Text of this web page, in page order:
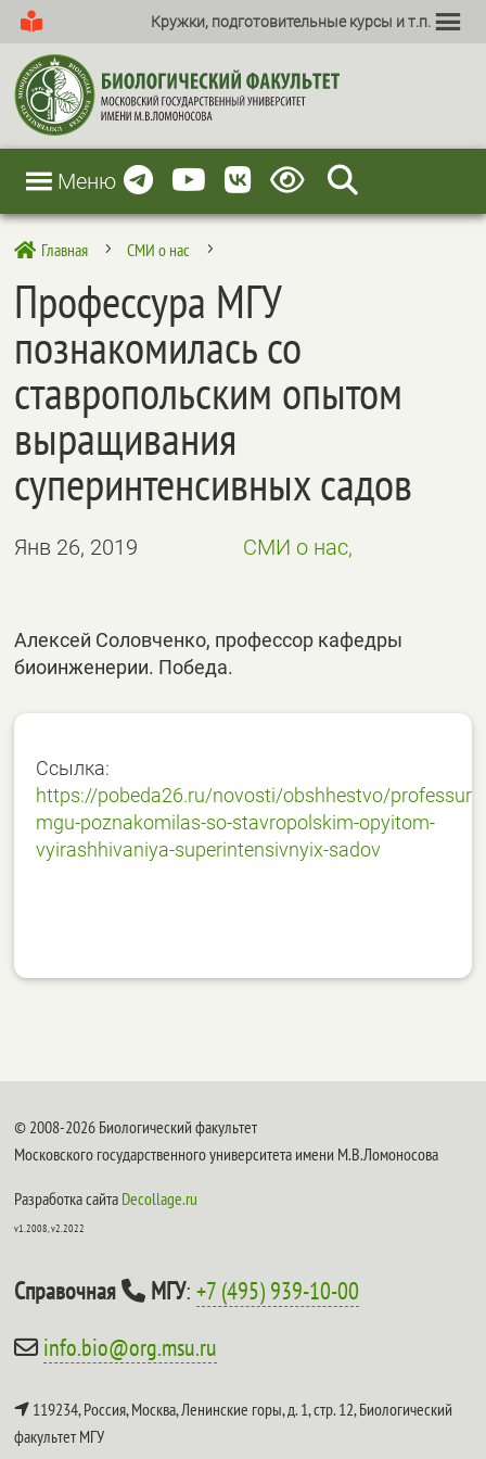
Кружки, подготовительные курсы и т.п.
Меню
 Главная 5 СМИ о нас 5
Профессура МГУ
познакомилась со
ставропольским опытом
выращивания
суперинтенсивных садов
Янв 26, 2019 СМИ о нас,
Алексей Соловченко, профессор кафедры
биоинженерии. Победа.
Ссылка:
https://pobeda26.ru/novosti/obshhestvo/
mgu-poznakomilas-so-stavropolskim-opyitom-
vyirashhivaniya-superintensivnyix-sadov
© 2008-2026 Биологический факультет
Московского государственного университета имени М.В.Ломоносова
Разработка сайта Decollage.ru
v1.2008, v2.2022
Справочная МГУ:+7 (495) 939-10-00
info.bio@org.msu.ru
119234, Россия, Москва, Ленинские горы, д. 1, стр. 12,Биологический
факультет МГУ